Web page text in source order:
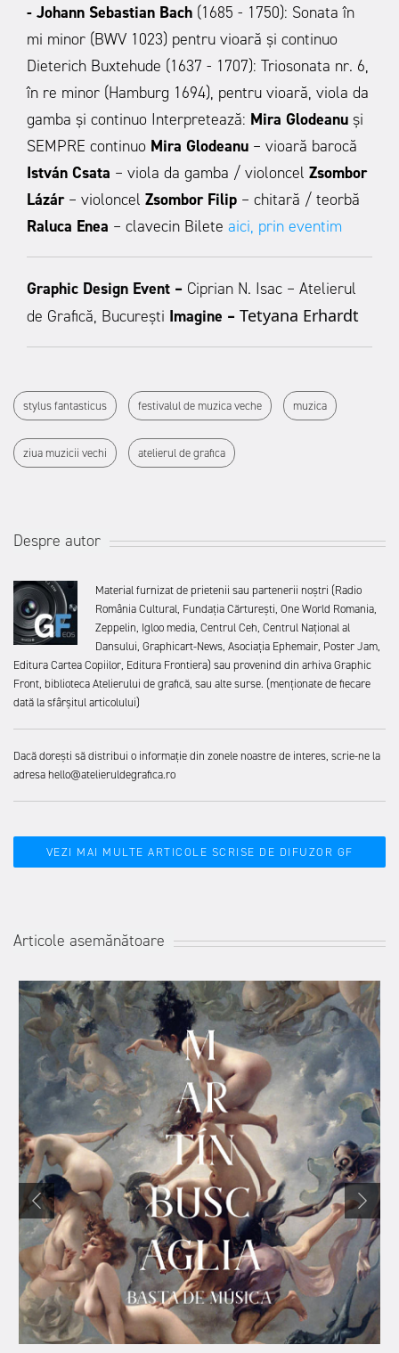
- Johann Sebastian Bach (1685 - 1750): Sonata în
mi minor (BWV 1023) pentru vioară și continuo
Dieterich Buxtehude (1637 - 1707): Triosonata nr. 6,
în re minor (Hamburg 1694), pentru vioară, viola da
gamba și continuo Interpretează: Mira Glodeanu și
SEMPRE continuo Mira Glodeanu – vioară barocă
István Csata – viola da gamba / violoncel Zsombor
Lázár – violoncel Zsombor Filip – chitară / teorbă
Raluca Enea – clavecin Bilete aici, prin eventim
Graphic Design Event – Ciprian N. Isac – Atelierul
de Grafică, București Imagine – Tetyana Erhardt
stylus fantasticus festivalul de muzica veche muzica
ziua muzicii vechi atelierul de grafica
Despre autor
Material furnizat de prietenii sau partenerii noștri (Radio
România Cultural, Fundația Cărturești, One World Romania,
Zeppelin, Igloo media, Centrul Ceh, Centrul Național al
Dansului, Graphicart-News, Asociația Ephemair, Poster Jam,
Editura Cartea Copiilor, Editura Frontiera) sau provenind din arhiva Graphic
Front, biblioteca Atelierului de grafică, sau alte surse. (menționate de fiecare
dată la sfârșitul articolului)
Dacă dorești să distribui o informație din zonele noastre de interes, scrie-ne la
adresa hello@atelieruldegrafica.ro
VEZI MAI MULTE ARTICOLE SCRISE DE DIFUZOR GF
Articole asemănătoare